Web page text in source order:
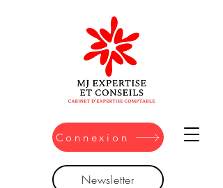
Connexion
Newsletter